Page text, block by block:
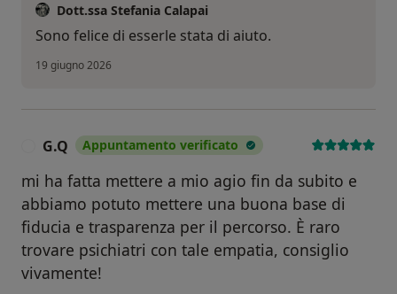
Dott.ssa Stefania Calapai
Sono felice di esserle stata di aiuto.
19 giugno 2026
G.Q Appuntamento verificato
mi ha fatta mettere a mio agio fin da subito e
abbiamo potuto mettere una buona base di
fiducia e trasparenza per il percorso. È raro
trovare psichiatri con tale empatia, consiglio
vivamente!